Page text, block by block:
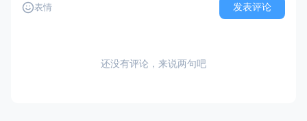
表情 发表评论
还没有评论，来说两句吧